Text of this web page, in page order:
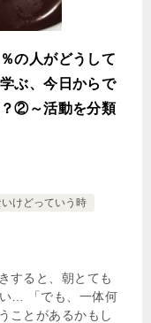
の人がどうして
ぶ、今日からで
②～活動を分類
けどっていう時
すると、朝とても
… 「でも、一体何
ことがあるかもし